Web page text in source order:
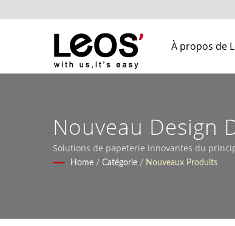
À propos de
Nouveau Design
Qualité Pour
Solutions de papeterie innovantes du
Home / Catégorie / Nouveaux Produits